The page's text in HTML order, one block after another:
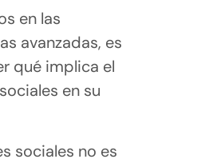
en las
avanzadas, es
qué implica el
en su
sociales no es